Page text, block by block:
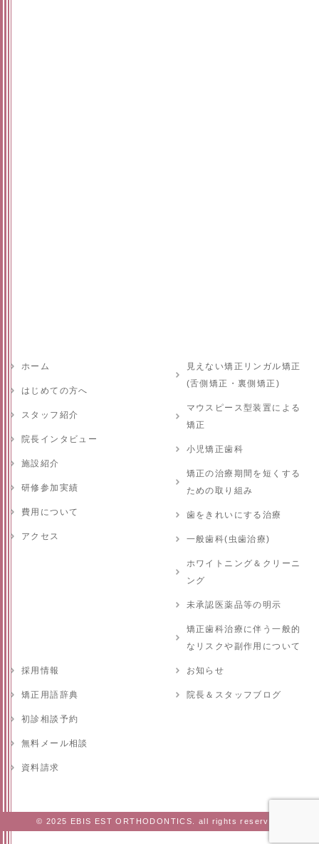
ホーム
はじめての方へ
スタッフ紹介
院長インタビュー
施設紹介
研修参加実績
費用について
アクセス
見えない矯正リンガル矯正
(舌側矯正・裏側矯正)
マウスピース型装置による
矯正
小児矯正歯科
矯正の治療期間を短くする
ための取り組み
歯をきれいにする治療
一般歯科(虫歯治療)
ホワイトニング＆クリーニ
ング
未承認医薬品等の明示
矯正歯科治療に伴う一般的
なリスクや副作用について
採用情報
矯正用語辞典
初診相談予約
無料メール相談
資料請求
お知らせ
院長＆スタッフブログ
© 2025 EBIS EST ORTHODONTICS. all rights reserved.